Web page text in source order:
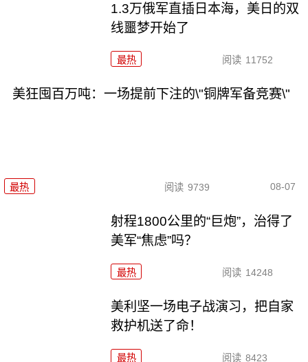
1.3万俄军直插日本海，美日的双
线噩梦开始了
最热 阅读 11752
美狂囤百万吨：一场提前下注的\"铜牌军备竞赛\"
最热 阅读 9739 08-07
射程1800公里的“巨炮”，治得了
美军“焦虑”吗？
最热 阅读 14248
美利坚一场电子战演习，把自家
救护机送了命！
最热 阅读 8423